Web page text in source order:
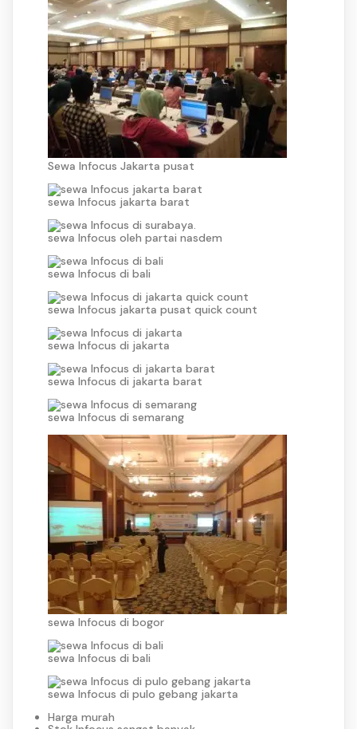
Sewa Infocus Jakarta pusat
sewa Infocus jakarta barat
sewa Infocus oleh partai nasdem
sewa Infocus di bali
sewa Infocus jakarta pusat quick count
sewa Infocus di jakarta
sewa Infocus di jakarta barat
sewa Infocus di semarang
sewa Infocus di bogor
sewa Infocus di bali
sewa Infocus di pulo gebang jakarta
Harga murah